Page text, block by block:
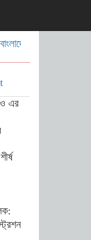
জনগণের